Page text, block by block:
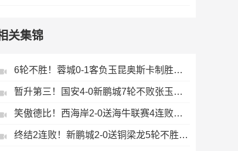
关集锦
6轮不胜！蓉城0-1客负玉昆奥斯卡制胜玉昆暂第三蓉城全场1射正
暂升第三！国安4-0新鹏城7轮不败张玉宁传射达万双响法比奥破门
笑傲德比！西海岸2-0送海牛联赛4连败海牛仍垫底西海岸升至第二
终结2连败！新鹏城2-0送铜梁龙5轮不胜37岁姜至鹏破门韦斯利建功